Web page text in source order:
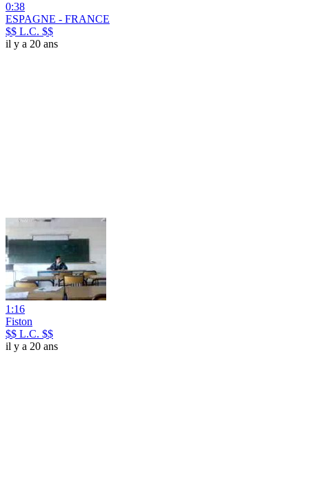
0:38
ESPAGNE - FRANCE
$$ L.C. $$
il y a 20 ans
1:16
Fiston
$$ L.C. $$
il y a 20 ans